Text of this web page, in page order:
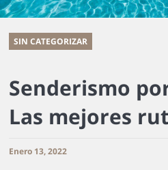
SIN CATEGORIZAR
Senderismo
Las mejores
Enero 13, 2022